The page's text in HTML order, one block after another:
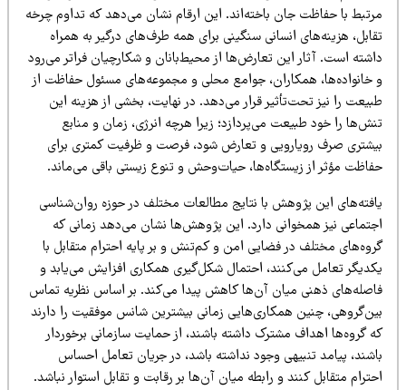
با حفاظت جان باخته‌اند. این ارقام نشان می‌دهد که تداوم چرخه
هزینه‌های انسانی سنگینی برای همه طرف‌های درگیر به همراه
است. آثار این تعارض‌ها از محیط‌بانان و شکارچیان فراتر می‌رود
خانواده‌ها، همکاران، جوامع محلی و مجموعه‌های مسئول حفاظت از
را نیز تحت‌تأثیر قرار می‌دهد. در نهایت، بخشی از هزینه این
را خود طبیعت می‌پردازد؛ زیرا هرچه انرژی، زمان و منابع
صرف رویارویی و تعارض شود، فرصت و ظرفیت کمتری برای
مؤثر از زیستگاه‌ها، حیات‌وحش و تنوع زیستی باقی می‌ماند.
این پژوهش با نتایج مطالعات مختلف در حوزه روان‌شناسی
نیز همخوانی دارد. این پژوهش‌ها نشان می‌دهد زمانی که
مختلف در فضایی امن و کم‌تنش و بر پایه احترام متقابل با
تعامل می‌کنند، احتمال شکل‌گیری همکاری افزایش می‌یابد و
ذهنی میان آن‌ها کاهش پیدا می‌کند. بر اساس نظریه تماس
چنین همکاری‌هایی زمانی بیشترین شانس موفقیت را دارند
گروه‌ها اهداف مشترک داشته باشند، از حمایت سازمانی برخوردار
پیامد تنبیهی وجود نداشته باشد، در جریان تعامل احساس
متقابل کنند و رابطه میان آن‌ها بر رقابت و تقابل استوار نباشد.